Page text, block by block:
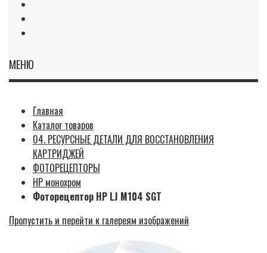
МЕНЮ
Главная
Каталог товаров
04. РЕСУРСНЫЕ ДЕТАЛИ ДЛЯ ВОССТАНОВЛЕНИЯ
КАРТРИДЖЕЙ
ФОТОРЕЦЕПТОРЫ
HP монохром
Фоторецептор HP LJ M104 SGT
Пропустить и перейти к галереям изображений